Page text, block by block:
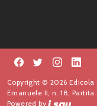
Copyright © 2026 Edicola
Emanuele II, n. 18,
Powered by